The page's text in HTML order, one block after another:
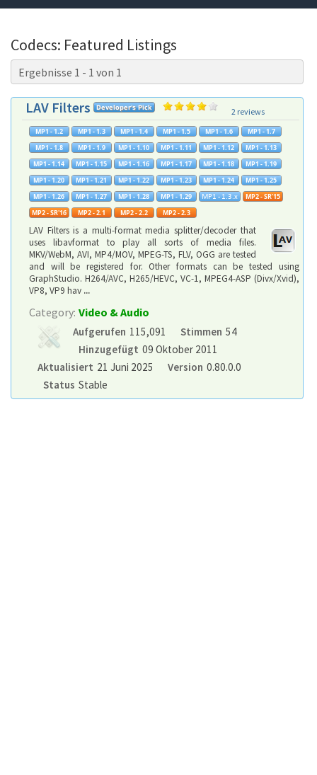
Codecs: Featured Listings
Ergebnisse 1 - 1 von 1
LAV Filters 2 reviews
LAV Filters is a multi-format media splitter/decoder that
uses libavformat to play all sorts of media files.
MKV/WebM, AVI, MP4/MOV, MPEG-TS, FLV, OGG are tested
and will be registered for. Other formats can be tested using
GraphStudio. H264/AVC, H265/HEVC, VC-1, MPEG4-ASP (Divx/Xvid),
VP8, VP9 hav ...
Category: Video & Audio
Aufgerufen 115,091 Stimmen 54
Hinzugefügt 09 Oktober 2011
Aktualisiert 21 Juni 2025 Version 0.80.0.0
Status Stable